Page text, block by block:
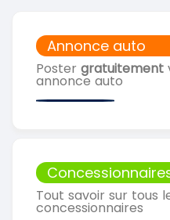
Annonce auto
Poster gratuitement
annonce auto
Tout savoir sur tous
concessionnaires